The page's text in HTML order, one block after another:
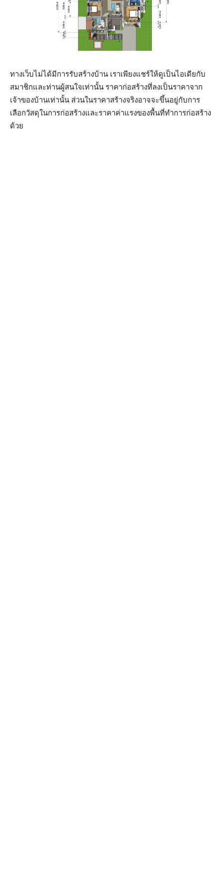
ทางเว็บไม่ได้มีการรับสร้างบ้าน เราเพียงแชร์ให้ดูเป็นไอเดียกับ
สมาชิกและท่านผู้สนใจเท่านั้น ราคาก่อสร้างที่ลงเป็นราคาจาก
เจ้าของบ้านเท่านั้น ส่วนในราคาสร้างจริงอาจจะขึ้นอยู่กับการ
เลือกวัสดุในการก่อสร้างและราคาค่าแรงของพื้นที่ทำการก่อสร้าง
ด้วย